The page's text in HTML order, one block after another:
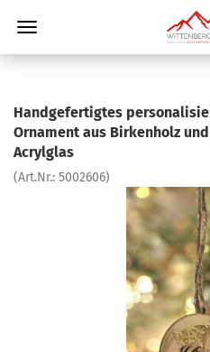
Handgefertigtes
Ornament aus Birkenholz
Acrylglas
(Art.Nr.: 5002606)